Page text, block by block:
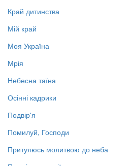
Край дитинства
Мій край
Моя Україна
Мрія
Небесна таїна
Осінні кадрики
Подвір'я
Помилуй, Господи
Притулюсь молитвою до неба